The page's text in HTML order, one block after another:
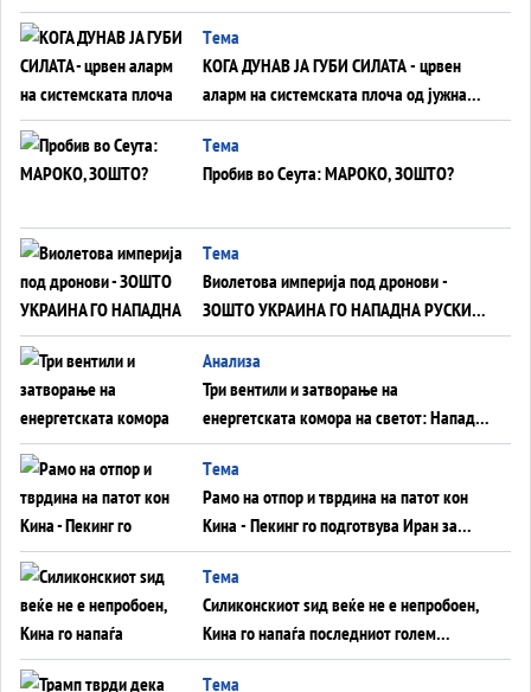
ВНУЦИ ДА ГИ ЗАМЕНАТ
Tема
КОГА ДУНАВ ЈА ГУБИ СИЛАТА - црвен
аларм на системската плоча од јужна
Германија до Црното Море...
Tема
Пробив во Сеута: МАРОКО, ЗОШТО?
Tема
Виолетова империја под дронови -
ЗОШТО УКРАИНА ГО НАПАДНА РУСКИОТ
WILDBERRIES
Aнализа
Три вентили и затворање на
енергетската комора на светот: Нападот
во Суец најавува глобален енергетски
инфаркт?
Tема
Рамо на отпор и тврдина на патот кон
Кина - Пекинг го подготвува Иран за
американска копнена инвазија
Tема
Силиконскиот ѕид веќе не е непробоен,
Кина го напаѓа последниот голем
монопол на Западот?
Tема